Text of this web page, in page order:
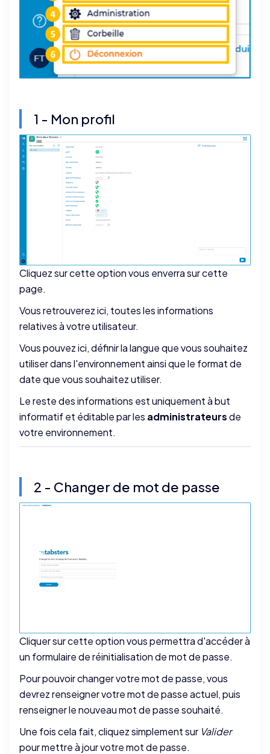
1 - Mon profil
Cliquez sur cette option vous enverra sur cette
page.
Vous retrouverez ici, toutes les informations
relatives à votre utilisateur.
Vous pouvez ici, définir la langue que vous souhaitez
utiliser dans l'environnement ainsi que le format de
date que vous souhaitez utiliser.
Le reste des informations est uniquement à but
informatif et éditable par les administrateursde
votre environnement.
2 - Changer de mot de passe
Cliquer sur cette option vous permettra d'accéder à
un formulaire de réinitialisation de mot de passe.
Pour pouvoir changer votre mot de passe, vous
devrez renseigner votre mot de passe actuel, puis
renseigner le nouveau mot de passe souhaité.
Une fois cela fait, cliquez simplement sur Valider
pour mettre à jour votre mot de passe.